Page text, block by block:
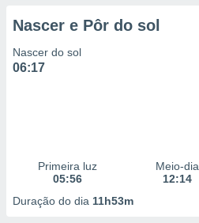
Nascer e Pôr do sol
Nascer do sol
06:17
Primeira luz
05:56
Meio-dia
12:14
Duração do dia 11h53m